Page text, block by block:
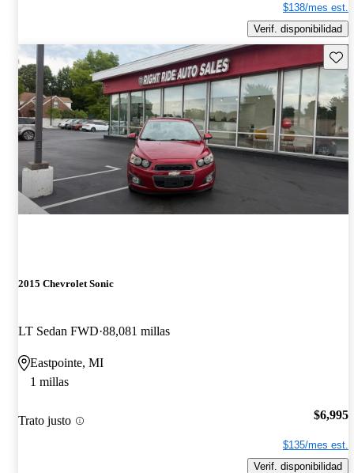
$138/mes est.
Verif. disponibilidad
2015 Chevrolet Sonic
LT Sedan FWD 88,081 millas
Eastpointe, MI
1 millas
Trato justo $6,995
$135/mes est.
Verif. disponibilidad